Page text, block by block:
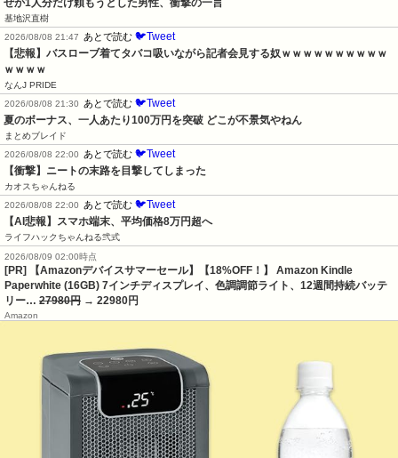
ぜか1人分だけ頼もうとした男性、衝撃の一言
基地沢直樹
2026/08/08 21:47
あとで読む 🐦Tweet
【悲報】バスローブ着てタバコ吸いながら記者会見する奴ｗｗｗｗｗｗｗｗｗｗ
ｗｗｗｗ
なんJ PRIDE
2026/08/08 21:30
あとで読む 🐦Tweet
夏のボーナス、一人あたり100万円を突破 どこが不景気やねん
まとめブレイド
2026/08/08 22:00
あとで読む 🐦Tweet
【衝撃】ニートの末路を目撃してしまった
カオスちゃんねる
2026/08/08 22:00
あとで読む 🐦Tweet
【AI悲報】スマホ端末、平均価格8万円超へ
ライフハックちゃんねる弐式
2026/08/09 02:00時点
[PR] 【Amazonデバイスサマーセール】【18%OFF！】 Amazon Kindle
Paperwhite (16GB) 7インチディスプレイ、色調調節ライト、12週間持続バッテ
リー… 27980円 → 22980円
Amazon